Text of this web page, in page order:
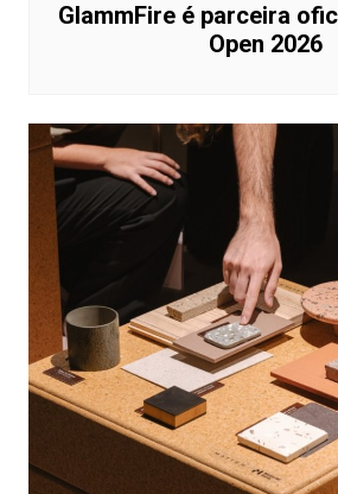
GlammFire é parceira
Open 2026